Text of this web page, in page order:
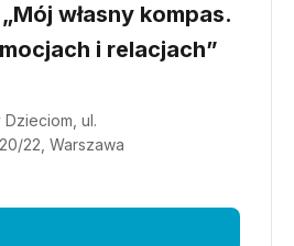
własny kompas.
i relacjach”
ul.
22, Warszawa